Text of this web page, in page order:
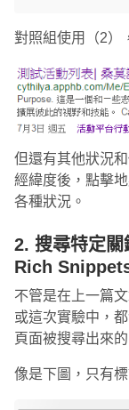
對照組使用（2）
但還有其他狀況
經緯度後，點擊
各種狀況。
2. 搜尋特定關
Rich
不管是在上一篇
或這次實驗中，
頁面被搜尋出來
像是下圖，只有